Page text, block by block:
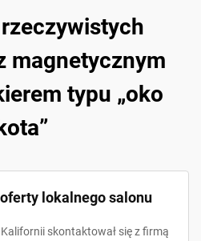
magnetycznym
typu „oko
lokalnego salonu
skontaktował się z firmą